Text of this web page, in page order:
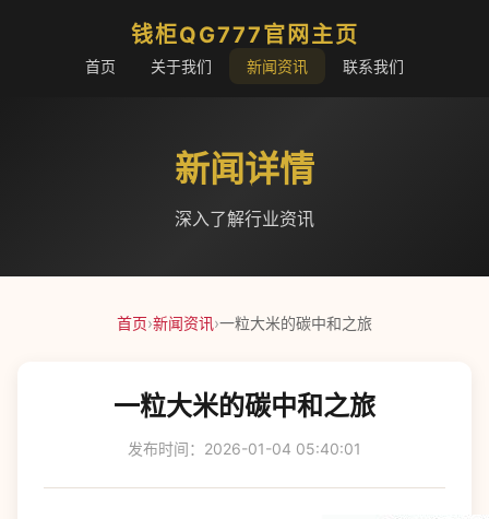
钱柜QG777官网主页
首页 关于我们 新闻资讯 联系我们
新闻详情
深入了解行业资讯
首页›新闻资讯›一粒大米的碳中和之旅
一粒大米的碳中和之旅
发布时间：2026-01-04 05:40:01